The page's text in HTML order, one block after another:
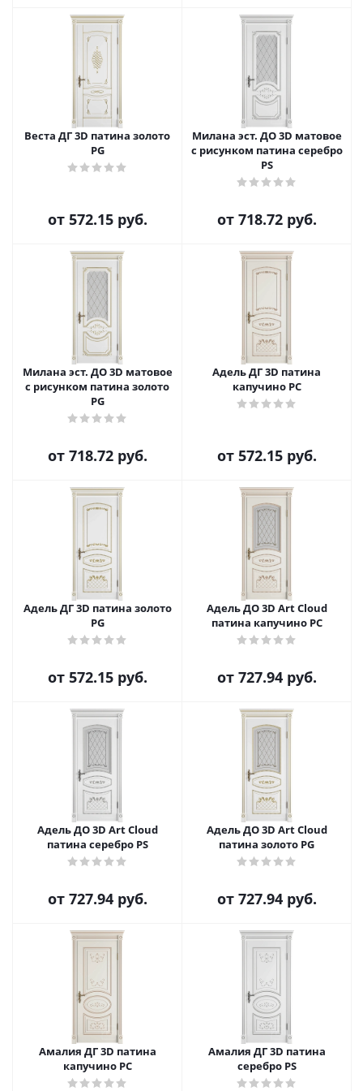
Веста ДГ 3D патина золото
PG
от 572.15 руб.
Милана эст. ДО 3D матовое
с рисунком патина серебро
PS
от 718.72 руб.
Милана эст. ДО 3D матовое
с рисунком патина золото
PG
от 718.72 руб.
Адель ДГ 3D патина
капучино PC
от 572.15 руб.
Адель ДГ 3D патина золото
PG
от 572.15 руб.
Адель ДО 3D Art Cloud
патина капучино PC
от 727.94 руб.
Адель ДО 3D Art Cloud
патина серебро PS
от 727.94 руб.
Адель ДО 3D Art Cloud
патина золото PG
от 727.94 руб.
Амалия ДГ 3D патина
капучино PC
Амалия ДГ 3D патина
серебро PS